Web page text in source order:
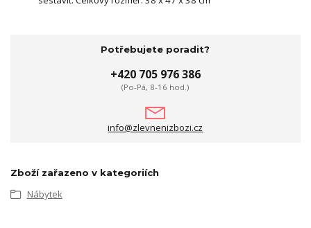
Potřebujete poradit?
+420 705 976 386
(Po-Pá, 8-16 hod.)
info@zlevnenizbozi.cz
Zboží zařazeno v kategoriích
Nábytek